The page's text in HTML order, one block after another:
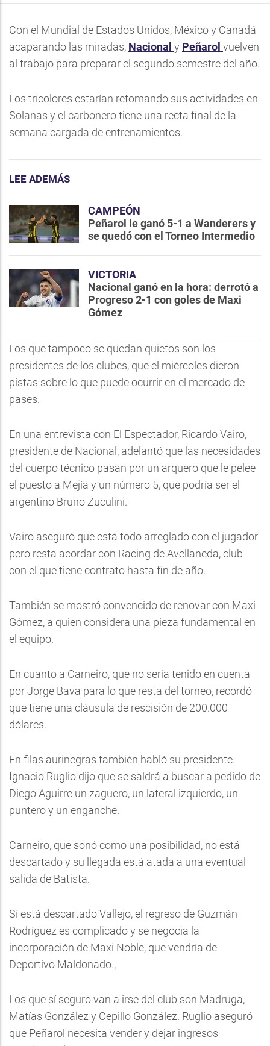
Con el Mundial de Estados Unidos, México y Canadá
acaparando las miradas, Nacional y Peñarol vuelven
al trabajo para preparar el segundo semestre del año.
Los tricolores estarían retomando sus actividades en
Solanas y el carbonero tiene una recta final de la
semana cargada de entrenamientos.
LEE ADEMÁS
CAMPEÓN
Peñarol le ganó 5-1 a Wanderers y
se quedó con el Torneo Intermedio
VICTORIA
Nacional ganó en la hora: derrotó a
Progreso 2-1 con goles de Maxi
Gómez
Los que tampoco se quedan quietos son los
presidentes de los clubes, que el miércoles dieron
pistas sobre lo que puede ocurrir en el mercado de
pases.
En una entrevista con El Espectador, Ricardo Vairo,
presidente de Nacional, adelantó que las necesidades
del cuerpo técnico pasan por un arquero que le pelee
el puesto a Mejía y un número 5, que podría ser el
argentino Bruno Zuculini.
Vairo aseguró que está todo arreglado con el jugador
pero resta acordar con Racing de Avellaneda, club
con el que tiene contrato hasta fin de año.
También se mostró convencido de renovar con Maxi
Gómez, a quien considera una pieza fundamental en
el equipo.
En cuanto a Carneiro, que no sería tenido en cuenta
por Jorge Bava para lo que resta del torneo, recordó
que tiene una cláusula de rescisión de 200.000
dólares.
En filas aurinegras también habló su presidente.
Ignacio Ruglio dijo que se saldrá a buscar a pedido de
Diego Aguirre un zaguero, un lateral izquierdo, un
puntero y un enganche.
Carneiro, que sonó como una posibilidad, no está
descartado y su llegada está atada a una eventual
salida de Batista.
Sí está descartado Vallejo, el regreso de Guzmán
Rodríguez es complicado y se negocia la
incorporación de Maxi Noble, que vendría de
Deportivo Maldonado.,
Los que sí seguro van a irse del club son Madruga,
Matías González y Cepillo González. Ruglio aseguró
que Peñarol necesita vender y dejar ingresos